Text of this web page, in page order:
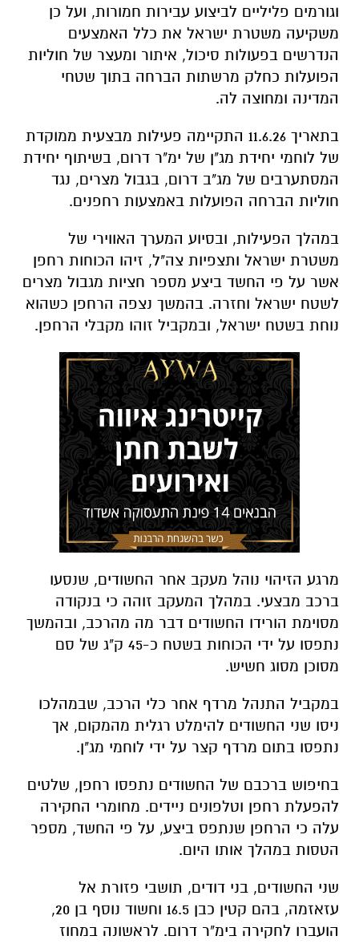
וגורמים פליליים לביצוע עבירות חמורות, ועל כן
משקיעה משטרת ישראל את כלל האמצעים
הנדרשים בפעולות סיכול, איתור ומעצר של חוליות
הפועלות כחלק מרשתות הברחה בתוך שטחי
המדינה ומחוצה לה.
בתאריך 11.6.26 התקיימה פעילות מבצעית ממוקדת
של לוחמי יחידת מג"ן של ימ"ר דרום, בשיתוף יחידת
המסתערבים של מג"ב דרום, בגבול מצרים, נגד
חוליות הברחה הפועלות באמצעות רחפנים.
במהלך הפעילות, ובסיוע המערך האווירי של
משטרת ישראל ותצפיות צה"ל, זיהו הכוחות רחפן
אשר על פי החשד ביצע מספר חציות מגבול מצרים
לשטח ישראל וחזרה. בהמשך נצפה הרחפן כשהוא
נוחת בשטח ישראל, ובמקביל זוהו מקבלי הרחפן.
מרגע הזיהוי נוהל מעקב אחר החשודים, שנסעו
ברכב מבצעי. במהלך המעקב זוהה כי בנקודה
מסוימת הורידו החשודים דבר מה מהרכב, ובהמשך
נתפסו על ידי הכוחות בשטח כ-45 ק"ג של סם
מסוכן מסוג חשיש.
במקביל התנהל מרדף אחר כלי הרכב, שבמהלכו
ניסו שני החשודים להימלט רגלית מהמקום, אך
נתפסו בתום מרדף קצר על ידי לוחמי מג"ן.
בחיפוש ברכבם של החשודים נתפסו רחפן, שלטים
להפעלת רחפן וטלפונים ניידים. מחומרי החקירה
עלה כי הרחפן שנתפס ביצע, על פי החשד, מספר
הטסות במהלך אותו היום.
שני החשודים, בני דודים, תושבי פזורת אל
עזאזמה, בהם קטין כבן 16.5 וחשוד נוסף בן 20,
הועברו לחקירה בימ"ר דרום. לראשונה במחוז